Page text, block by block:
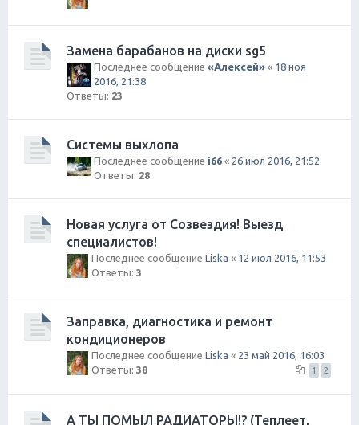
Замена барабанов на диски sg5
Последнее сообщение «Aлексей» « 18 ноя
2016, 21:38
Ответы: 23
Системы выхлопа
Последнее сообщение i66 « 26 июл 2016, 21:52
Ответы: 28
Новая услуга от Созвездия! Выезд
специалистов!
Последнее сообщение Liska « 12 июл 2016, 11:53
Ответы: 3
Заправка, диагностика и ремонт
кондиционеров
Последнее сообщение Liska « 23 май 2016, 16:03
Ответы: 38 1 2
А ТЫ ПОМЫЛ РАДИАТОРЫ!? (Теплеет,